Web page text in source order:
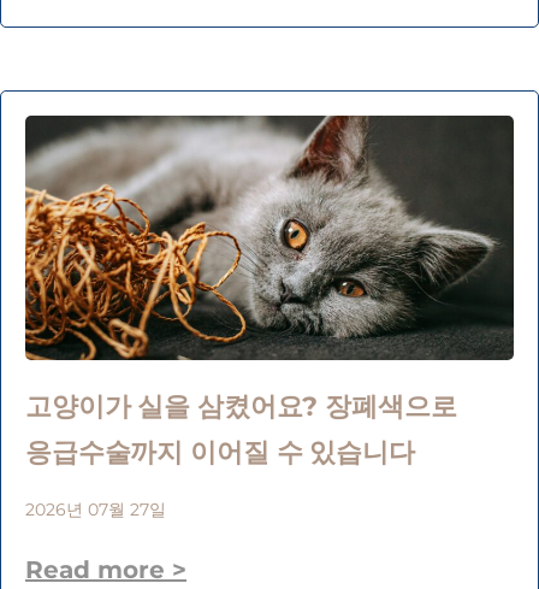
고양이가 실을 삼켰어요? 장폐색으로
응급수술까지 이어질 수 있습니다
2026년 07월 27일
Read more >